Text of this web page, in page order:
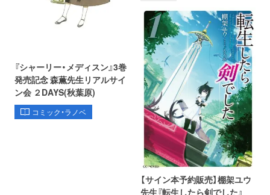
『シャーリー・メディスン』3巻
発売記念 森薫先生リアルサイ
ン会 ２DAYS(秋葉原)
コミック・ラノベ
【サイン本予約販売】棚架ユウ
先生『転生したら剣でした』